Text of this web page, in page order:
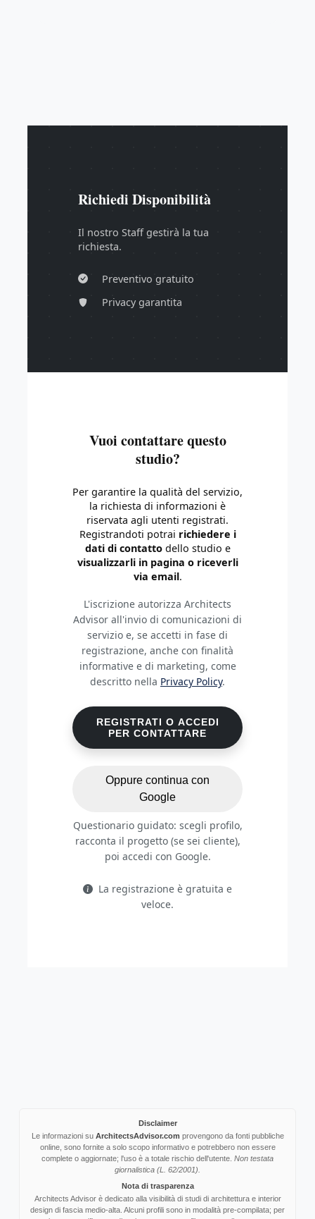
Richiedi Disponibilità
Il nostro Staff gestirà la tua
richiesta.
Preventivo gratuito
Privacy garantita
Vuoi contattare questo
studio?
Per garantire la qualità del servizio,
la richiesta di informazioni è
riservata agli utenti registrati.
Registrandoti potrai richiedere i
dati di contattodello studio e
visualizzarli in pagina o riceverli
via email.
L'iscrizione autorizza Architects
Advisor all'invio di comunicazioni di
servizio e, se accetti in fase di
registrazione, anche con finalità
informative e di marketing, come
descritto nella Privacy Policy.
REGISTRATI O ACCEDI
PER CONTATTARE
Oppure continua con
Google
Questionario guidato: scegli profilo,
racconta il progetto (se sei cliente),
poi accedi con Google.
La registrazione è gratuita e
veloce.
Disclaimer
Le informazioni su ArchitectsAdvisor.com provengono da fonti pubbliche
online, sono fornite a solo scopo informativo e potrebbero non essere
complete o aggiornate; l'uso è a totale rischio dell'utente. Non testata
giornalistica (L. 62/2001).
Nota di trasparenza
Architects Advisor è dedicato alla visibilità di studi di architettura e interior
design di fascia medio-alta. Alcuni profili sono in modalità pre-compilata; per